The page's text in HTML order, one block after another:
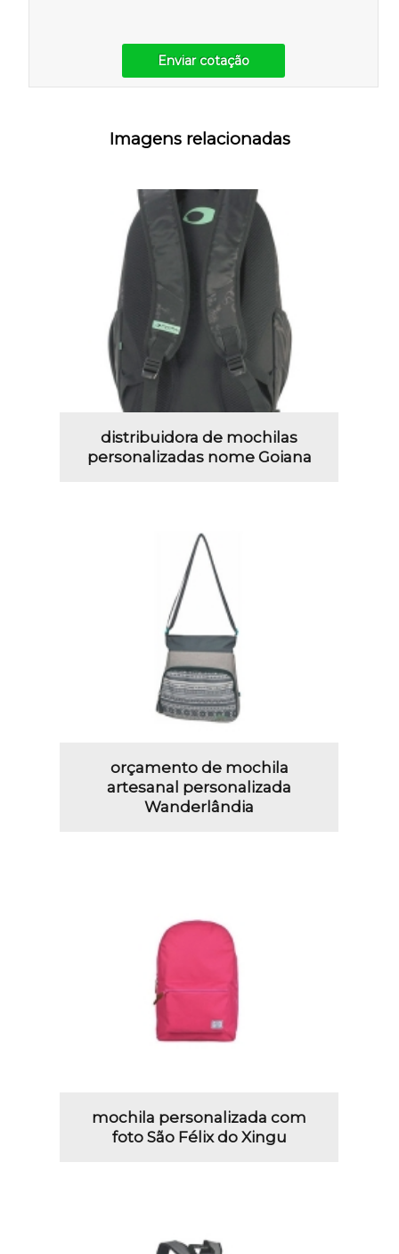
Enviar cotação
Imagens relacionadas
distribuidora de mochilas
personalizadas nome Goiana
orçamento de mochila
artesanal personalizada
Wanderlândia
mochila personalizada com
foto São Félix do Xingu